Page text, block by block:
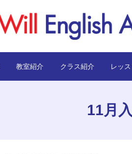
教室紹介 クラス紹介 レッ
11月